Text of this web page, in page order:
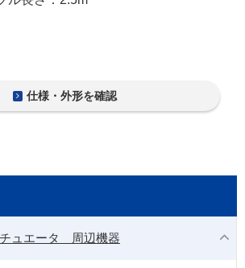
仕様・外形を確認
ュエータ 周辺機器